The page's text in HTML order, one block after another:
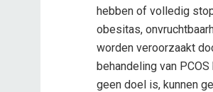
hebben of volledig
obesitas,
worden veroorzaakt
behandeling van
geen doel is, kunnen